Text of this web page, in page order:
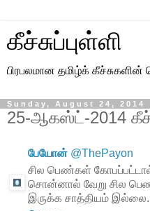
கீச்சுப்புள்ளி
பிரபலமான தமிழ்க் கீச்சுகளின்
Sunday, August 24, 2014
25-ஆகஸ்ட்-2014
பேயோன் @ThePayon
சில பெண்கள்
சொன்னால் வேறு சில
இருக்க சாத்தியம் இல்லை.